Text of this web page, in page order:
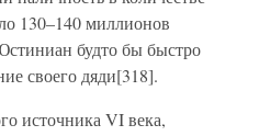
130–140 миллионов
будто бы быстро
своего дяди[318].
источника VI века,